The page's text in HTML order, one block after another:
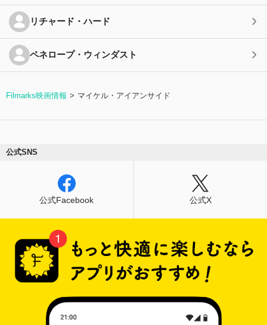
リチャード・ハード
ペネロープ・ウィンダスト
Filmarks映画情報 マイケル・アイアンサイド
公式SNS
公式Facebook 公式X